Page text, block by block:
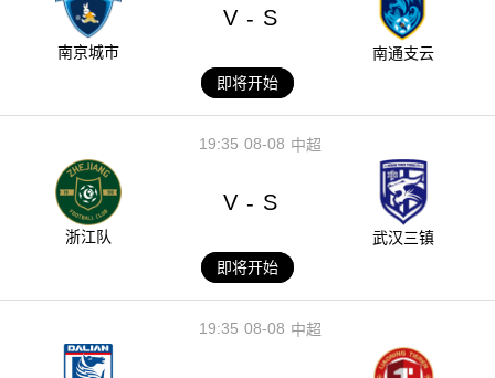
南京城市
V - S
南通支云
即将开始
08-08
19:35 中超
浙江队
V - S
武汉三镇
即将开始
08-08
19:35 中超